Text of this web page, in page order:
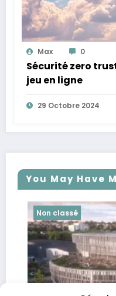
Max 0
Sécurité zero
jeu en ligne
29 Octobre 2024
You May Have